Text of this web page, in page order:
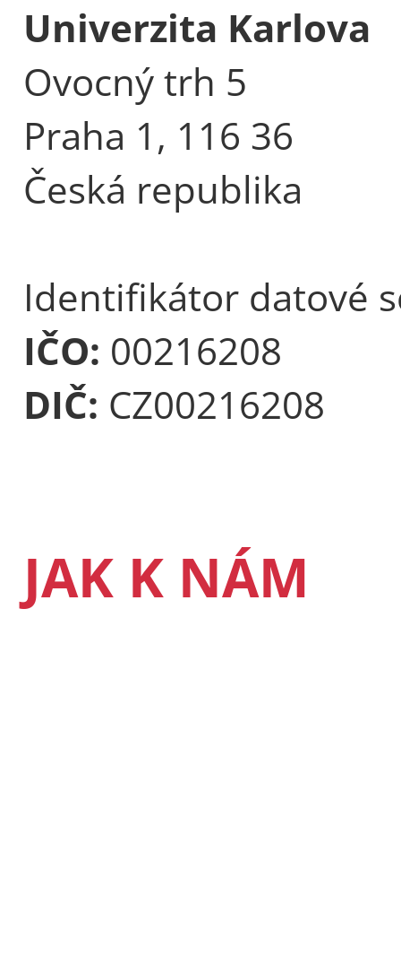
Univerzita Karlova
Ovocný trh 5
Praha 1, 116 36
Česká republika
Identifikátor datové
IČO: 00216208
DIČ: CZ00216208
JAK K NÁM